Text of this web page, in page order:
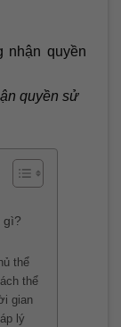
quyền sử
gì?
thể
thể
gian
lý